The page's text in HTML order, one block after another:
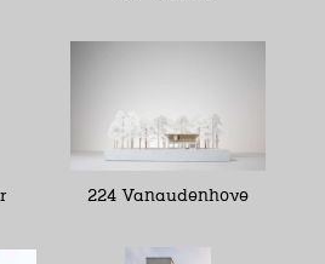
224 Vanaudenhove